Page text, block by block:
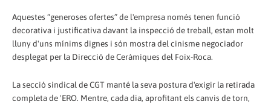
Aquestes “generoses ofertes” de l'empresa només tenen funció
decorativa i justificativa davant la inspecció de treball, estan molt
lluny d'uns mínims dignes i són mostra del cinisme negociador
desplegat per la Direcció de Ceràmiques del Foix-Roca.
La secció sindical de CGT manté la seva postura d'exigir la retirada
completa de 'ERO. Mentre, cada dia, aprofitant els canvis de torn,